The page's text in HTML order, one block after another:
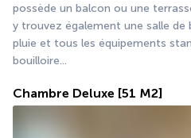
possède un balcon ou une
y trouvez également une salle
pluie et tous les équipements
bouilloire...
Chambre Deluxe [51 M2]